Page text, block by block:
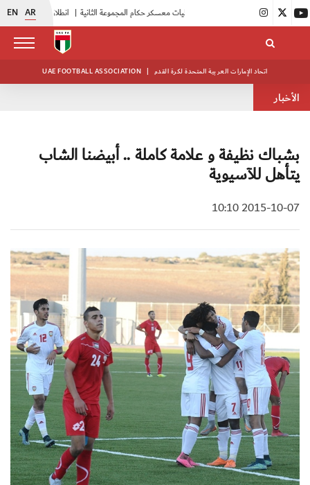
EN AR انطلاق منافسات بطولة النخبة لحرس الرئاسة |
UAE FOOTBALL ASSOCIATION | اتحاد الإمارات العربية المتحدة لكرة القدم
الأخبار
بشباك نظيفة و علامة كاملة .. أبيضنا الشاب
يتأهل للآسيوية
2015-10-07 10:10